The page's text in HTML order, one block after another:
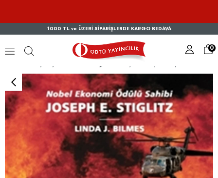
1000 TL ve ÜZERİ SİPARİŞLERDE KARGO BEDAVA
0